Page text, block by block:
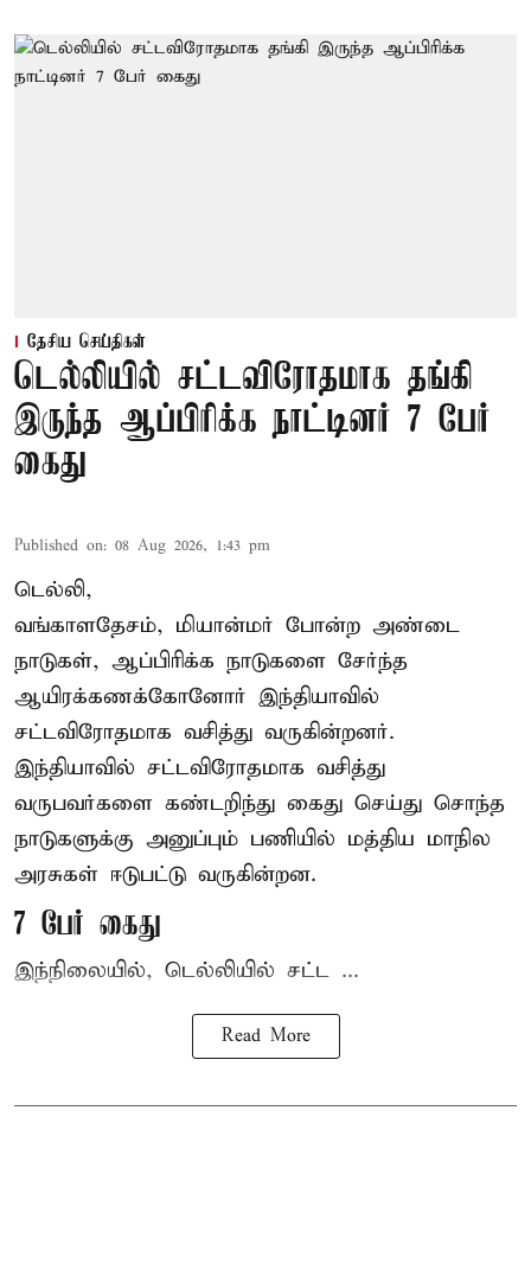
தேசிய செய்திகள்
டெல்லியில் சட்டவிரோதமாக தங்கி
இருந்த ஆப்பிரிக்க நாட்டினர் 7 பேர்
கைது
Published on: 08 Aug 2026, 1:43 pm
டெல்லி,
வங்காளதேசம், மியான்மர் போன்ற அண்டை
நாடுகள், ஆப்பிரிக்க நாடுகளை சேர்ந்த
ஆயிரக்கணக்கோனோர் இந்தியாவில்
சட்டவிரோதமாக வசித்து வருகின்றனர்.
இந்தியாவில் சட்டவிரோதமாக வசித்து
வருபவர்களை கண்டறிந்து கைது செய்து சொந்த
நாடுகளுக்கு அனுப்பும் பணியில் மத்திய மாநில
அரசுகள் ஈடுபட்டு வருகின்றன.
7 பேர் கைது
இந்நிலையில், டெல்லியில் சட்ட ...
Read More